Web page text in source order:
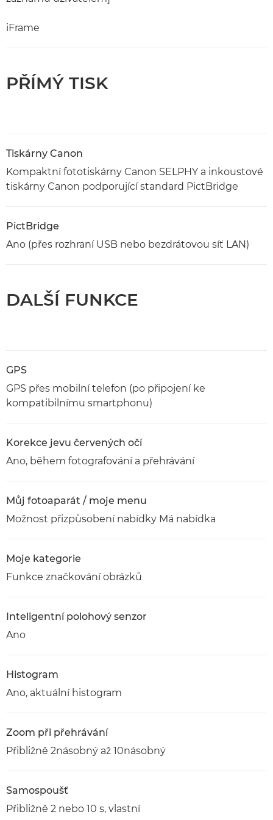
iFrame
PŘÍMÝ TISK
Tiskárny Canon
Kompaktní fototiskárny Canon SELPHY a inkoustové
tiskárny Canon podporující standard PictBridge
PictBridge
Ano (přes rozhraní USB nebo bezdrátovou síť LAN)
DALŠÍ FUNKCE
GPS
GPS přes mobilní telefon (po připojení ke
kompatibilnímu smartphonu)
Korekce jevu červených očí
Ano, během fotografování a přehrávání
Můj fotoaparát / moje menu
Možnost přizpůsobení nabídky Má nabídka
Moje kategorie
Funkce značkování obrázků
Inteligentní polohový senzor
Ano
Histogram
Ano, aktuální histogram
Zoom při přehrávání
Přibližně 2násobný až 10násobný
Samospoušť
Přibližně 2 nebo 10 s, vlastní